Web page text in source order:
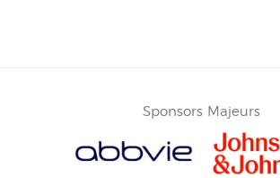
Sponsors Majeurs